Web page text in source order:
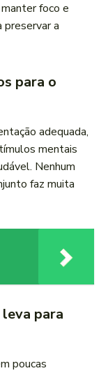
foco e
preservar a
para o
adequada,
mentais
Nenhum
faz muita
para
poucas